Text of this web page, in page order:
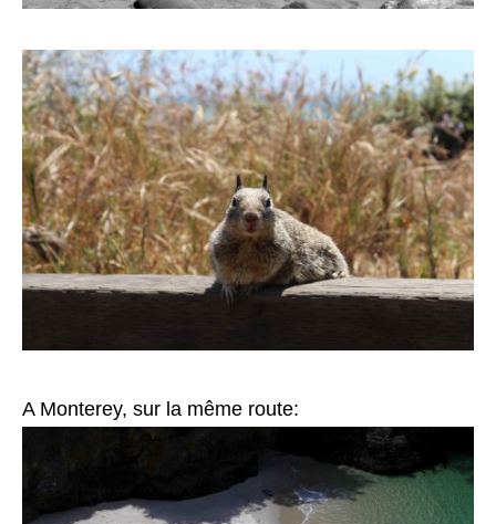
A Monterey, sur la même route: